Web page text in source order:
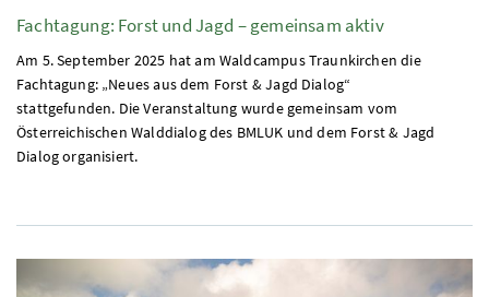
Fachtagung: Forst und Jagd – gemeinsam aktiv
Am 5. September 2025 hat am Waldcampus Traunkirchen die
Fachtagung: „Neues aus dem Forst & Jagd Dialog“
stattgefunden. Die Veranstaltung wurde gemeinsam vom
Österreichischen Walddialog des BMLUK und dem Forst & Jagd
Dialog organisiert.